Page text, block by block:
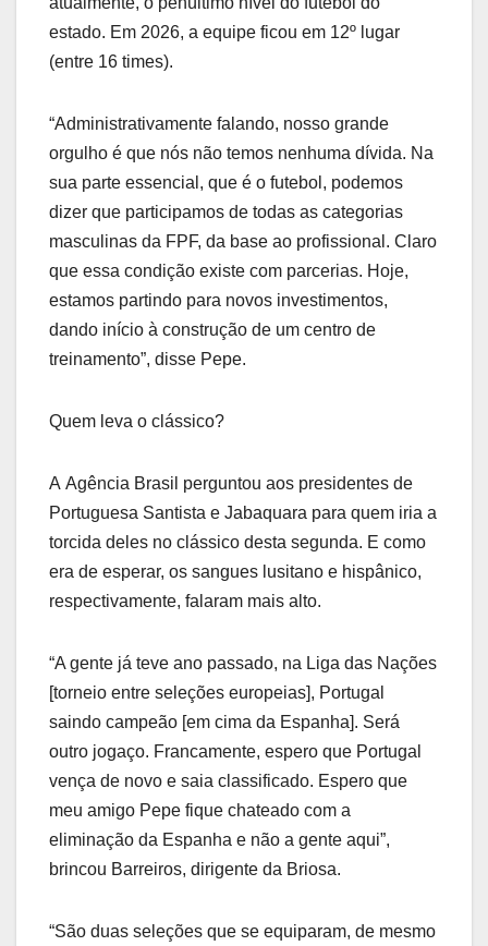
estado. Em 2026, a equipe ficou em 12º lugar
(entre 16 times).
“Administrativamente falando, nosso grande
orgulho é que nós não temos nenhuma dívida. Na
sua parte essencial, que é o futebol, podemos
dizer que participamos de todas as categorias
masculinas da FPF, da base ao profissional. Claro
que essa condição existe com parcerias. Hoje,
estamos partindo para novos investimentos,
dando início à construção de um centro de
treinamento”, disse Pepe.
Quem leva o clássico?
A Agência Brasil perguntou aos presidentes de
Portuguesa Santista e Jabaquara para quem iria a
torcida deles no clássico desta segunda. E como
era de esperar, os sangues lusitano e hispânico,
respectivamente, falaram mais alto.
“A gente já teve ano passado, na Liga das Nações
[torneio entre seleções europeias], Portugal
saindo campeão [em cima da Espanha]. Será
outro jogaço. Francamente, espero que Portugal
vença de novo e saia classificado. Espero que
meu amigo Pepe fique chateado com a
eliminação da Espanha e não a gente aqui”,
brincou Barreiros, dirigente da Briosa.
“São duas seleções que se equiparam, de mesmo